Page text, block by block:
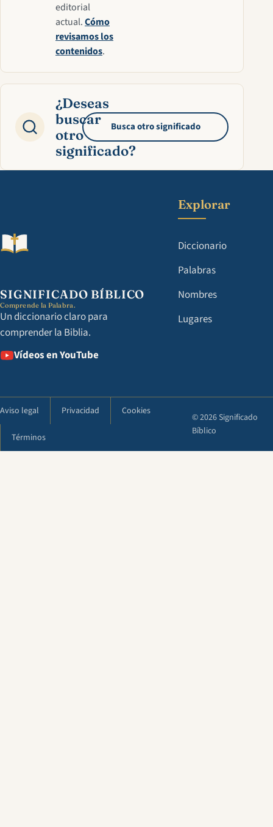
editorial
actual.Cómo
revisamos los
contenidos.
¿Deseas
buscar
otro
significado?
Busca otro significado
SIGNIFICADO BÍBLICO
Comprende la Palabra.
Un diccionario claro para
comprender la Biblia.
Vídeos en YouTube
Explorar
Diccionario
Palabras
Nombres
Lugares
Aviso legal Privacidad Cookies
Términos
© 2026 Significado
Bíblico